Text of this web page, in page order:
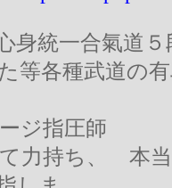
統一合氣道５
等各種武道の
ジ指圧師
力持ち、 本